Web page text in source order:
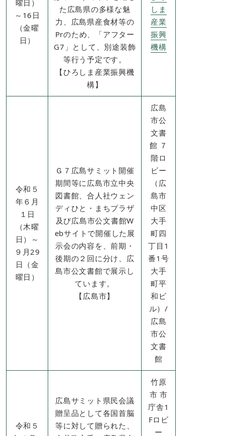
曜日）
～16日
（金曜
日）
た広島県の多様な魅
力、広島県産食材等の
Prのため、「アフター
G7」として、別途装飾
等行う予定です。
​【ひろしま産業振興機
構】
しま
産業
振興
機構
令和５
年６月
１日
（木曜
日）～
９月29
日（金
曜日）
Ｇ７広島サミット開催
期間等に広島市立中央
図書館、合人社ウェン
ディひと・まちプラザ
及び広島市公文書館W
ebサイトで開催した展
示会の内容を、前期・
後期の２回に分け、広
島市公文書館で展示し
ています。
【広島市】
広島
市公
文書
館 ７
階ロ
ビー
（広
島市
中区
大手
町四
丁目1
番1号
大手
町平
和ビ
ル）/
広島
市公
文書
館
令和５
広島サミット県民会議
贈呈品として各国首脳
等に対して贈られた、
竹原
市 市
庁舎1
Fロビ
ー